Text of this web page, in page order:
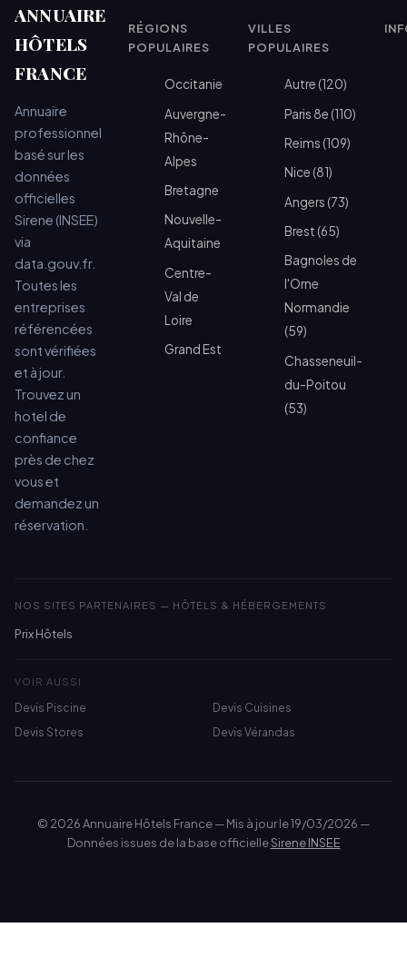
ANNUAIRE
HÔTELS
FRANCE
Annuaire
professionnel
basé sur les
données
officielles
Sirene (INSEE)
via
data.gouv.fr.
Toutes les
entreprises
référencées
sont vérifiées
et à jour.
Trouvez un
hotel de
confiance
près de chez
vous et
demandez un
réservation.
RÉGIONS
POPULAIRES
Occitanie
Auvergne-
Rhône-
Alpes
Bretagne
Nouvelle-
Aquitaine
Centre-
Val de
Loire
Grand Est
VILLES
POPULAIRES
Autre (120)
Paris 8e (110)
Reims (109)
Nice (81)
Angers (73)
Brest (65)
Bagnoles de
l'Orne
Normandie
(59)
Chasseneuil-
du-Poitou
(53)
NOS SITES PARTENAIRES — HÔTELS & HÉBERGEMENTS
Prix Hôtels
VOIR AUSSI
Devis Piscine
Devis Cuisines
Devis Stores
Devis Vérandas
© 2026 Annuaire Hôtels France — Mis à jour le 19/03/2026 —
Données issues de la base officielleSirene INSEE